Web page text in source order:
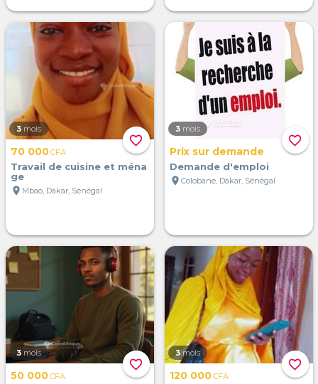
favorite_border
3 mois
70 000CFA
Travail de cuisine et ména
ge
location_on Mbao, Dakar, Sénégal
favorite_border
3 mois
Prix sur demande
Demande d'emploi
location_on Colobane, Dakar, Sénégal
favorite_border
3 mois
50 000CFA
favorite_border
3 mois
120 000CFA